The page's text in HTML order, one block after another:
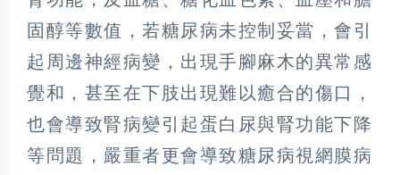
固醇等數值，若糖尿病未控制妥當，會引
起周邊神經病變，出現手腳麻木的異常感
覺和，甚至在下肢出現難以癒合的傷口，
也會導致腎病變引起蛋白尿與腎功能下降
等問題，嚴重者更會導致糖尿病視網膜病